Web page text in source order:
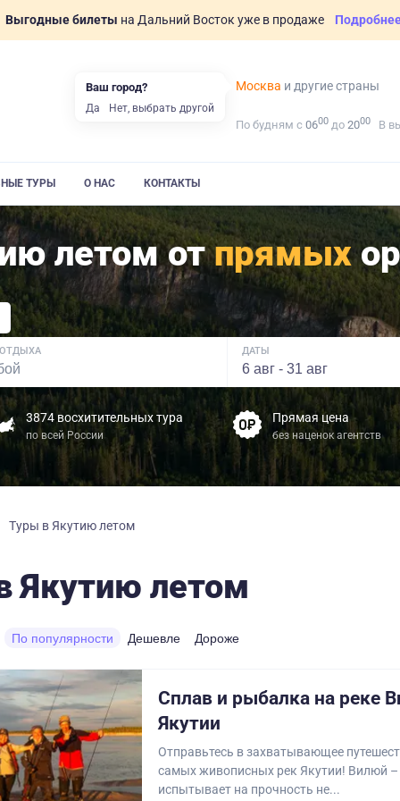
Выгодные билеты на Дальний Восток уже в продаже
Москва и другие страны
По будням с 0600 до 2000 В
ТУРЫ О НАС КОНТАКТЫ
летом отпрямых
ДАТЫ
3874 восхитительных тура
по всей России
Прямая цена
без наценок агентств
Туры в Якутию летом
Якутию летом
По популярности Дешевле Дороже
Сплав и рыбалка на реке
Якутии
Отправьтесь в захватывающее
самых живописных рек Якутии! Вилюй –
испытывает на прочность не...
Ваш город?
Да Нет, выбрать другой